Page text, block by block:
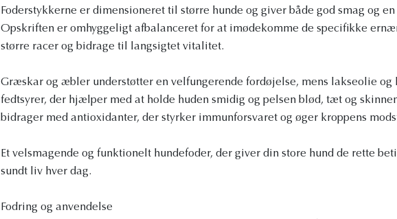
Foderstykkerne er dimensioneret til større hunde og giver både god smag og
Opskriften er omhyggeligt afbalanceret for at imødekomme de specifikke
større racer og bidrage til langsigtet vitalitet.
Græskar og æbler understøtter en velfungerende fordøjelse, mens lakseolie og
fedtsyrer, der hjælper med at holde huden smidig og pelsen blød, tæt og
bidrager med antioxidanter, der styrker immunforsvaret og øger kroppens
Et velsmagende og funktionelt hundefoder, der giver din store hund de rette
sundt liv hver dag.
Fodring og anvendelse